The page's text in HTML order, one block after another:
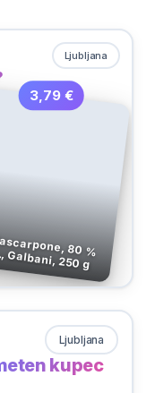
Ljubljana
3,79 €
80 % m.m., Galbani, 250 g
Ljubljana
kupec